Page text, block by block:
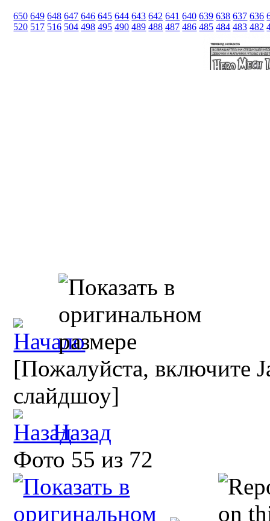
650 649 648 647 646 645 644 643 642 641 640 639 638 637 636
520 517 516 504 498 495 490 489 488 487 486 485 484 483 482
[Пожалуйста, включите
слайдшоу]
Назад
Фото 55 из 72